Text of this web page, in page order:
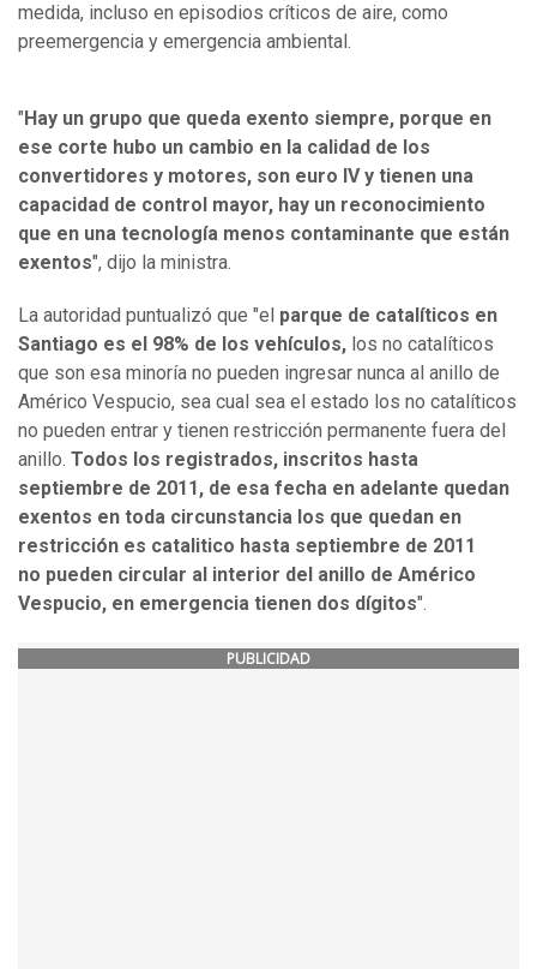
medida, incluso en episodios críticos de aire, como
preemergencia y emergencia ambiental.
" Hay un grupo que queda exento siempre, porque en
ese corte hubo un cambio en la calidad de los
convertidores y motores, son euro IV y tienen una
capacidad de control mayor, hay un reconocimiento
que en una tecnología menos contaminante que están
exentos", dijo la ministra.
La autoridad puntualizó que "el parque de catalíticos en
Santiago es el 98% de los vehículos, los no catalíticos
que son esa minoría no pueden ingresar nunca al anillo de
Américo Vespucio, sea cual sea el estado los no catalíticos
no pueden entrar y tienen restricción permanente fuera del
anillo. Todos los registrados, inscritos hasta
septiembre de 2011, de esa fecha en adelante quedan
exentos en toda circunstancia los que quedan en
restricción es catalitico hasta septiembre de 2011
no pueden circular al interior del anillo de Américo
Vespucio, en emergencia tienen dos dígitos".
PUBLICIDAD